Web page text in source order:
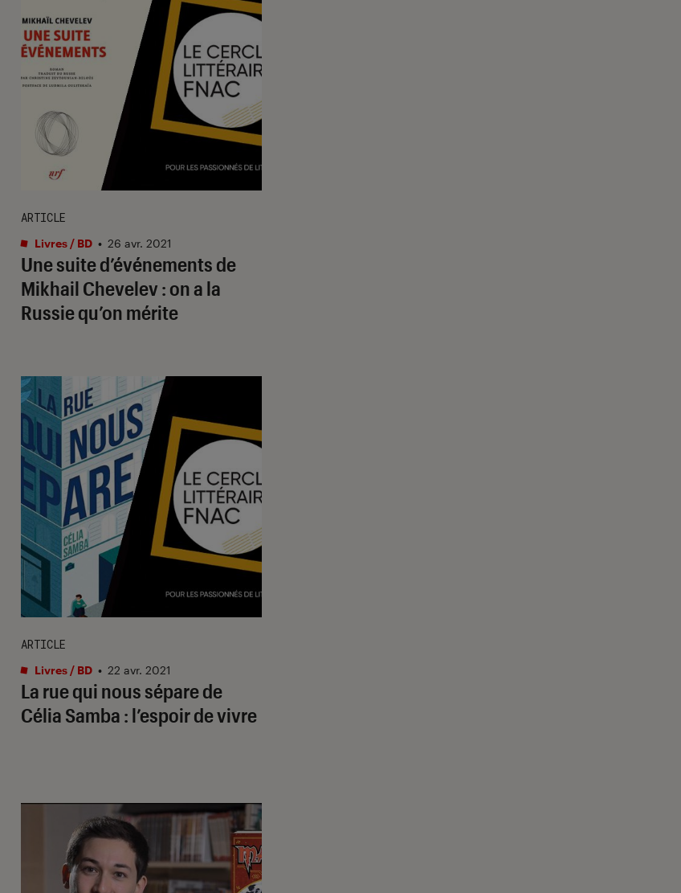
Une suite d’événements de
Mikhail Chevelev : on a la
Russie qu’on mérite
ARTICLE
Livres / BD • 26 avr. 2021
La rue qui nous sépare de
Célia Samba : l’espoir de vivre
ARTICLE
Livres / BD • 22 avr. 2021